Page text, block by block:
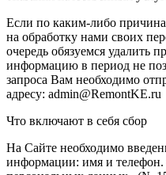
Если по каким-либо
на обработку нами своих
очередь обязуемся удалить
информацию в период не
запроса Вам необходимо
адресу: admin@RemontKE.ru
Что включают в себя сбор
На Сайте необходимо
информации: имя и